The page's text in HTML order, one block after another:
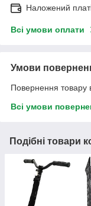
Наложений
Всі умови оплати
Умови
Повернення товару
Всі умови
Подібні товари